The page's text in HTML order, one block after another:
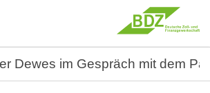
Dewes im Gespräch mit dem